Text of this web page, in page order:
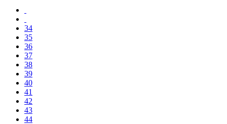
34
35
36
37
38
39
40
41
42
43
44